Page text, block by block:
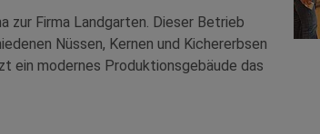
zur Firma Landgarten. Dieser Betrieb
Nüssen, Kernen und Kichererbsen
ein modernes Produktionsgebäude das